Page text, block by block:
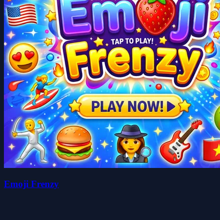
Emoji Frenzy